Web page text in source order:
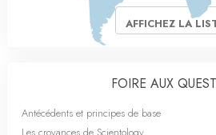
AFFICHEZ LA
FOIRE AUX
Antécédents et principes de base